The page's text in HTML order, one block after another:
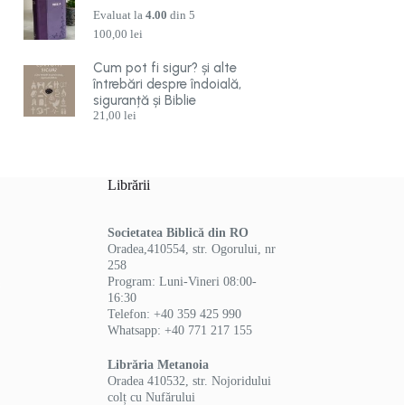
Evaluat la4.00 din 5
100,00lei
Cum pot fi sigur? și alte
întrebări despre îndoială,
siguranță și Biblie
21,00lei
Librării
Societatea Biblică din RO
Oradea,410554, str. Ogorului, nr
258
Program: Luni-Vineri 08:00-
16:30
Telefon: +40 359 425 990
Whatsapp: +40 771 217 155
Librăria Metanoia
Oradea 410532, str. Nojoridului
colț cu Nufărului